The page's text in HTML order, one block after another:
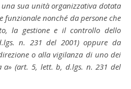
sua unità organizzativa dotata
nonché da persone che
la gestione e il controllo dello
n. 231 del 2001) oppure da
o alla vigilanza di uno dei
a» (art. 5, lett. b, d.lgs. n. 231 del